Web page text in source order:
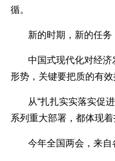
循。
新的时期，新的任务
中国式现代化对经
形势，关键要把质的有
从“扎扎实实落实促
系列重大部署，都体现
今年全国两会，来自